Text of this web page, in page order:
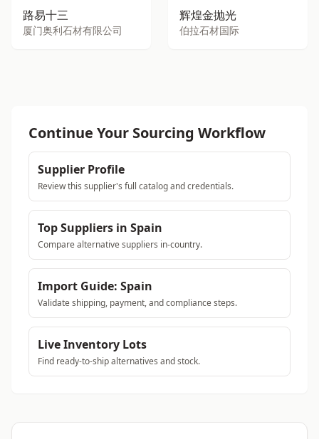
路易十三
厦门奥利石材有限公司
辉煌金抛光
伯拉石材国际
Continue Your Sourcing Workflow
Supplier Profile
Review this supplier's full catalog and credentials.
Top Suppliers in Spain
Compare alternative suppliers in-country.
Import Guide: Spain
Validate shipping, payment, and compliance steps.
Live Inventory Lots
Find ready-to-ship alternatives and stock.